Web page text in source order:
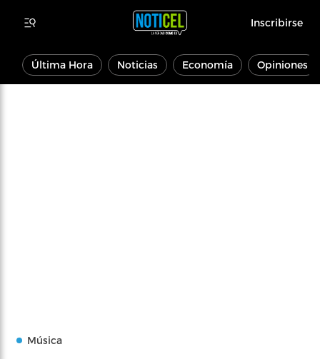
Inscribirse
Última Hora Noticias Economía Opiniones
Música